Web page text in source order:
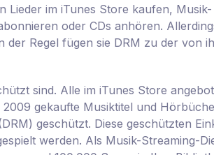
Lieder im iTunes Store kaufen, Musik-
oder CDs anhören.
der Regel fügen sie DRM zu der von
sind. Alle im iTunes Store
gekaufte Musiktitel und
geschützt. Diese geschützten
werden. Als Musik-Streaming-